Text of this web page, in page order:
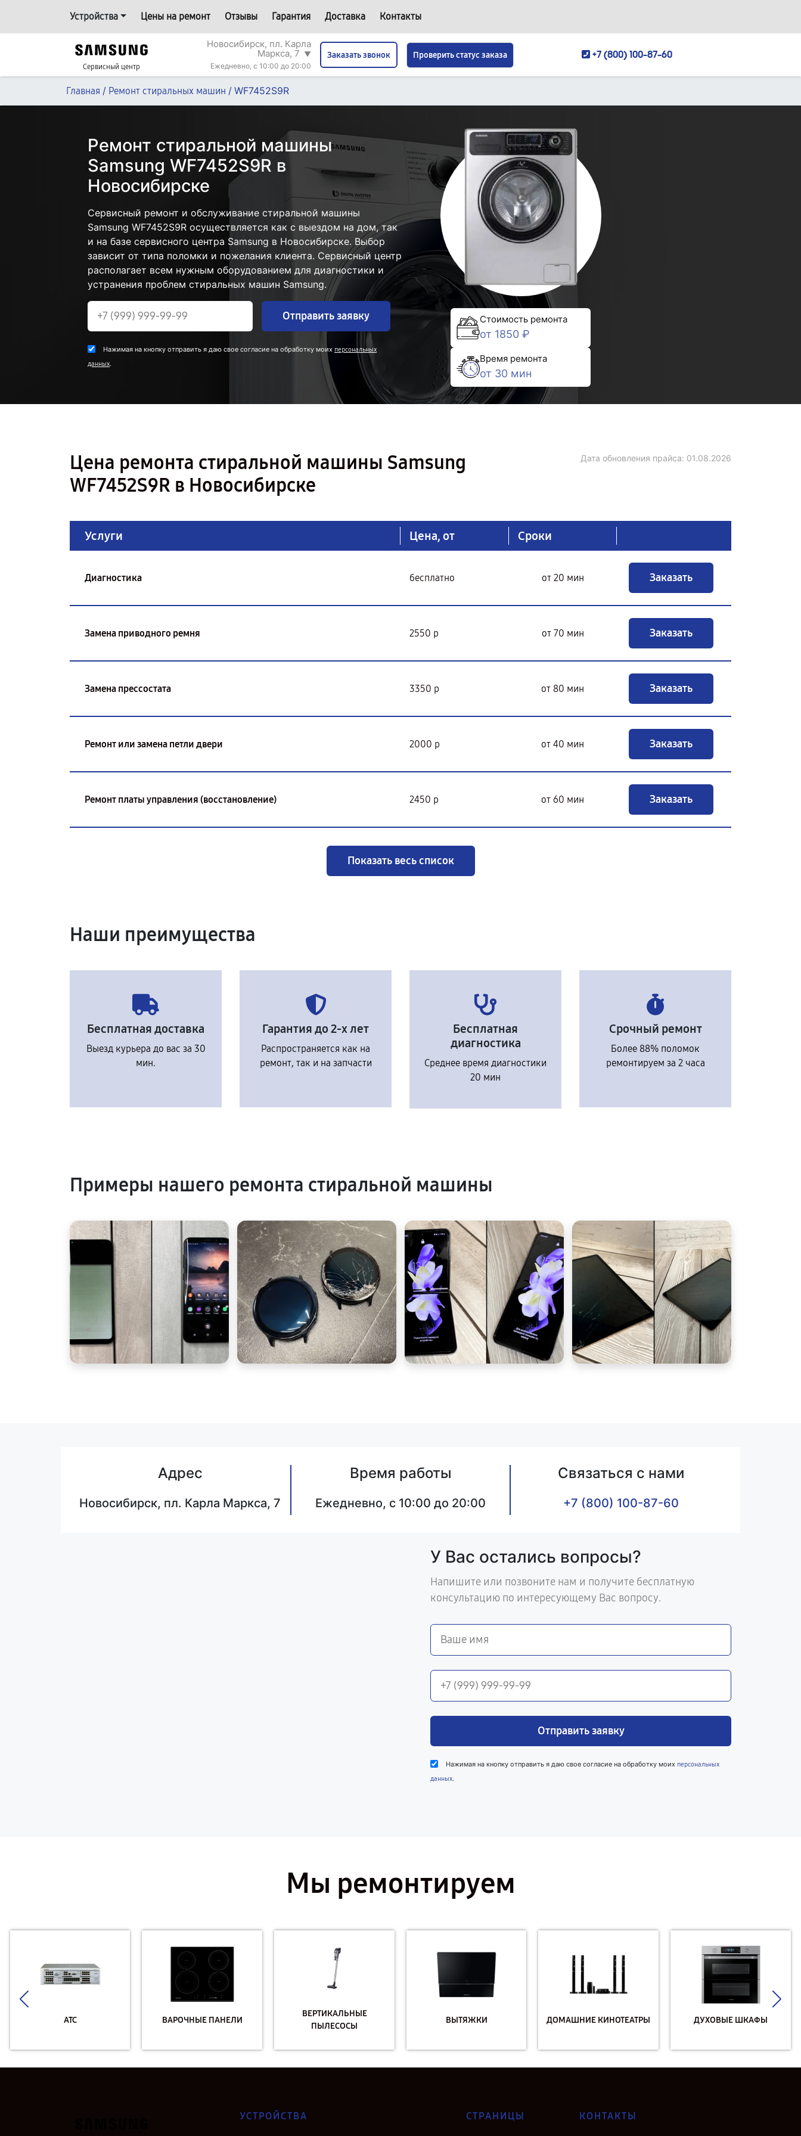
Устройства Цены на ремонт Отзывы Гарантия Доставка Контакты
Сервисный центр
Новосибирск, пл. Карла
Маркса, 7 ▼
Ежедневно, с 10:00 до 20:00
Заказать звонок Проверить статус заказа +7 (800) 100-87-60
Главная / Ремонт стиральных машин / WF7452S9R
Ремонт стиральной машины
Samsung WF7452S9R в
Новосибирске
Сервисный ремонт и обслуживание стиральной машины
Samsung WF7452S9R осуществляется как с выездом на дом, так
и на базе сервисного центра Samsung в Новосибирске. Выбор
зависит от типа поломки и пожелания клиента. Сервисный центр
располагает всем нужным оборудованием для диагностики и
устранения проблем стиральных машин Samsung.
Отправить заявку
Нажимая на кнопку отправить я даю свое согласие на обработку моих персональных
данных.
Стоимость ремонта
от 1850 ₽
Время ремонта
от 30 мин
Цена ремонта стиральной машины Samsung
WF7452S9R в Новосибирске
Дата обновления прайса: 01.08.2026
Услуги Цена, от Сроки
Диагностика бесплатно от 20 мин Заказать
Замена приводного ремня 2550 р от 70 мин Заказать
Замена прессостата 3350 р от 80 мин Заказать
Ремонт или замена петли двери 2000 р от 40 мин Заказать
Ремонт платы управления (восстановление) 2450 р от 60 мин Заказать
Показать весь список
Наши преимущества
Бесплатная доставка
Выезд курьера до вас за 30
мин.
Гарантия до 2-х лет
Распространяется как на
ремонт, так и на запчасти
Бесплатная
диагностика
Среднее время диагностики
20 мин
Срочный ремонт
Более 88% поломок
ремонтируем за 2 часа
Примеры нашего ремонта стиральной машины
Адрес
Новосибирск, пл. Карла Маркса, 7
Время работы
Ежедневно, с 10:00 до 20:00
Связаться с нами
+7 (800) 100-87-60
У Вас остались вопросы?
Напишите или позвоните нам и получите бесплатную
консультацию по интересующему Вас вопросу.
Отправить заявку
Нажимая на кнопку отправить я даю свое согласие на обработку моих персональных
данных.
Мы ремонтируем
АТС ВАРОЧНЫЕ ПАНЕЛИ
ВЕРТИКАЛЬНЫЕ
ПЫЛЕСОСЫ
ВЫТЯЖКИ ДОМАШНИЕ КИНОТЕАТРЫ ДУХОВЫЕ ШКАФЫ
УСТРОЙСТВА СТРАНИЦЫ КОНТАКТЫ